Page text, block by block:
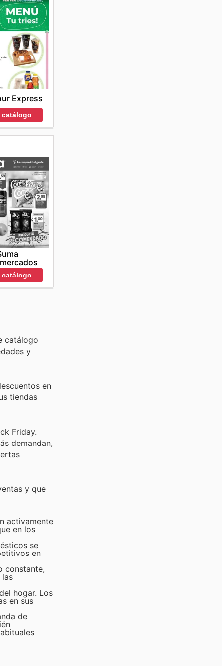
Express
catálogo
catálogo
catálogo
y
en
tiendas
Friday.
demandan,
y que
activamente
en los
se
en
constante,
las
hogar. Los
en sus
de